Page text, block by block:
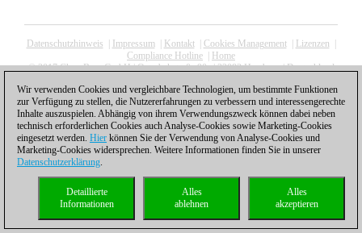
Datenschutzhinweis | Impressum | Kontakt| Cookies Management| Lizenzen |
Compliance Hotline | Home
© 2017 ChessBase GmbH | Osterbekstraße 90a | 22083 Hamburg | Deutschland
Wir verwenden Cookies und vergleichbare Technologien, um bestimmte Funktionen
zur Verfügung zu stellen, die Nutzererfahrungen zu verbessern und interessengerechte
Inhalte auszuspielen. Abhängig von ihrem Verwendungszweck können dabei neben
technisch erforderlichen Cookies auch Analyse-Cookies sowie Marketing-Cookies
eingesetzt werden. Hier können Sie der Verwendung von Analyse-Cookies und
Marketing-Cookies widersprechen. Weitere Informationen finden Sie in unserer
Datenschutzerklärung.
Alles
akzeptieren
Alles
ablehnen
Detaillierte
Informationen